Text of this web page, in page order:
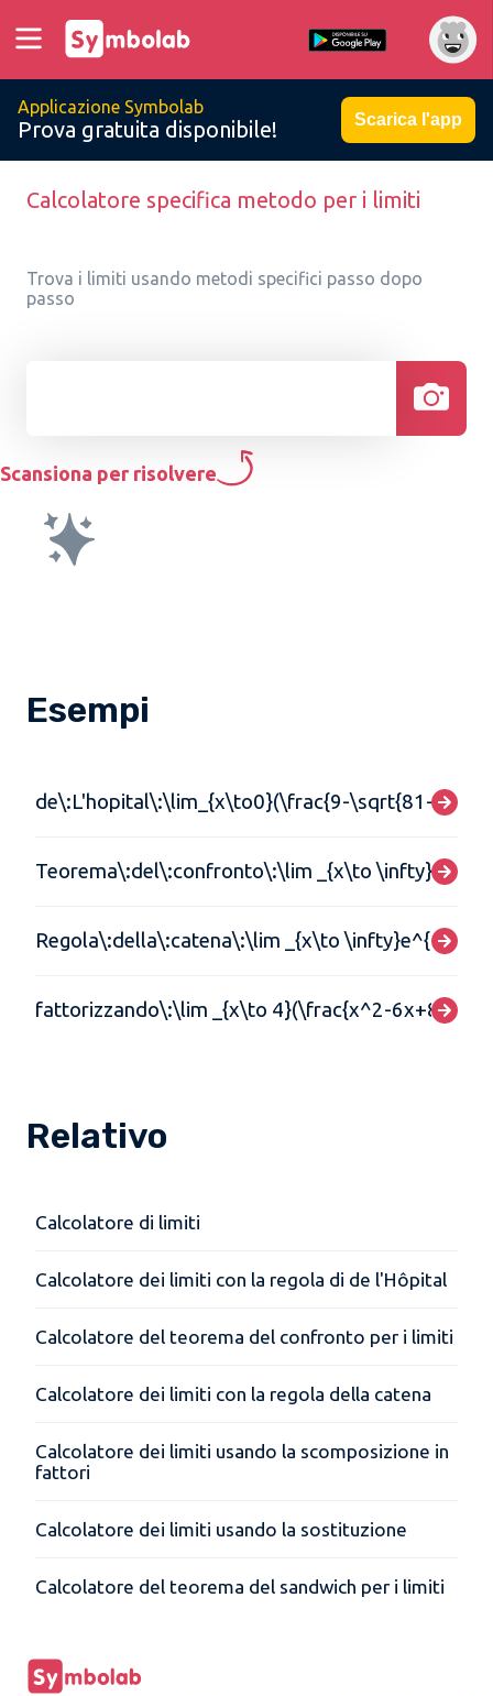
Applicazione Symbolab
Prova gratuita disponibile! Scarica l'app
Calcolatore specifica metodo per i limiti
Trova i limiti usando metodi specifici passo dopo
passo
Scansiona per risolvere
Esempi
de\:L'hopital\:\lim_{x\to0}(\frac{9-\sqrt{81-
Teorema\:del\:confronto\:\lim _{x\to
Regola\:della\:catena\:\lim _{x\to \infty}e^{2-4x-
fattorizzando\:\lim _{x\to 4}(\frac{x^2-6x+8}{x-
Relativo
Calcolatore di limiti
Calcolatore dei limiti con la regola di de l'Hôpital
Calcolatore del teorema del confronto per i limiti
Calcolatore dei limiti con la regola della catena
Calcolatore dei limiti usando la scomposizione in
fattori
Calcolatore dei limiti usando la sostituzione
Calcolatore del teorema del sandwich per i limiti